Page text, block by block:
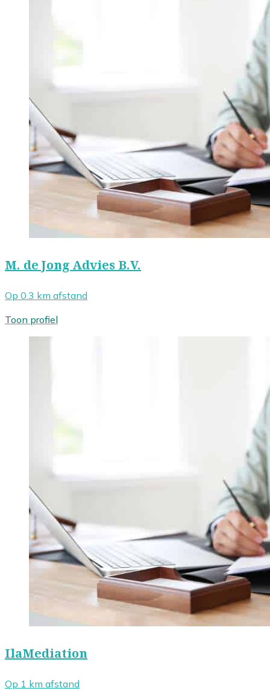
M. de Jong Advies B.V.
Op 0.3 km afstand
Toon profiel
IlaMediation
Op 1 km afstand